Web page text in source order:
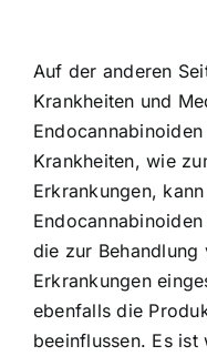
Auf der anderen
Krankheiten und
Krankheiten, wie
Erkrankungen,
die zur Behandlung
Erkrankungen
ebenfalls die
beeinflussen. Es